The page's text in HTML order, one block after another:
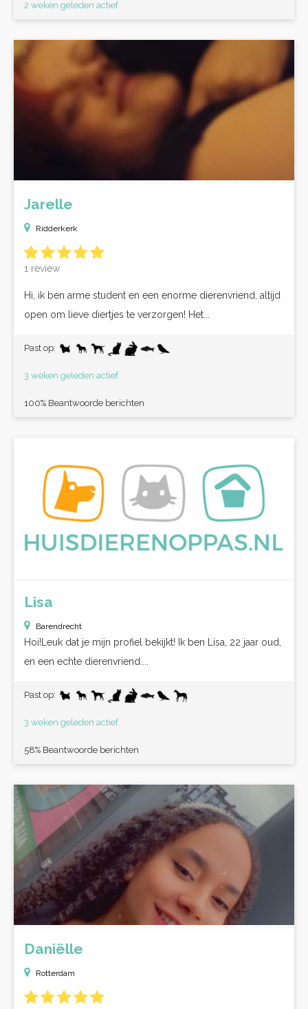
2 weken geleden actief
Jarelle
Ridderkerk
1 review
Hi, ik ben arme student en een enorme dierenvriend, altijd
open om lieve diertjes te verzorgen! Het...
Past op:
3 weken geleden actief
100% Beantwoorde berichten
Lisa
Barendrecht
Hoi!Leuk dat je mijn profiel bekijkt! Ik ben Lisa, 22 jaar oud,
en een echte dierenvriend....
Past op:
3 weken geleden actief
58% Beantwoorde berichten
Daniëlle
Rotterdam